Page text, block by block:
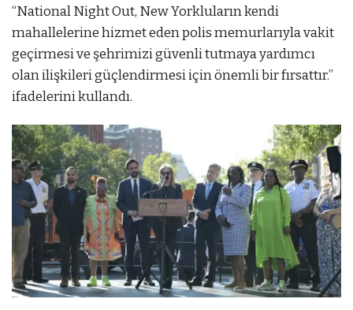
“National Night Out, New Yorkluların kendi
mahallelerine hizmet eden polis memurlarıyla vakit
geçirmesi ve şehrimizi güvenli tutmaya yardımcı
olan ilişkileri güçlendirmesi için önemli bir fırsattır.”
ifadelerini kullandı.